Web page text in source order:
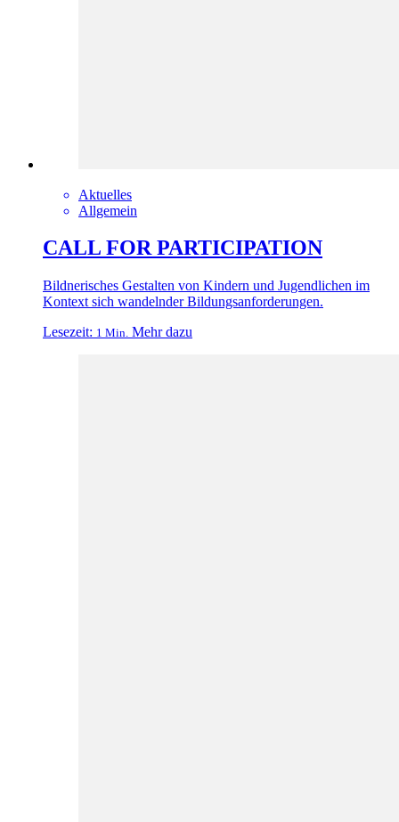
Aktuelles
Allgemein
CALL FOR PARTICIPATION
Bildnerisches Gestalten von Kindern und Jugendlichen im
Kontext sich wandelnder Bildungsanforderungen.
Lesezeit: 1 Min. Mehr dazu